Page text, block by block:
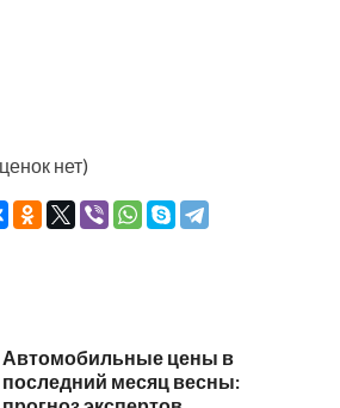
нет)
Автомобильные цены в
последний месяц весны: